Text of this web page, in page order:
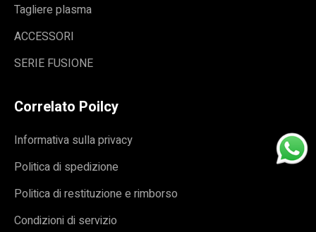
Tagliere plasma
ACCESSORI
SERIE FUSIONE
Correlato Poilcy
Informativa sulla privacy
Politica di spedizione
Politica di restituzione e rimborso
Condizioni di servizio